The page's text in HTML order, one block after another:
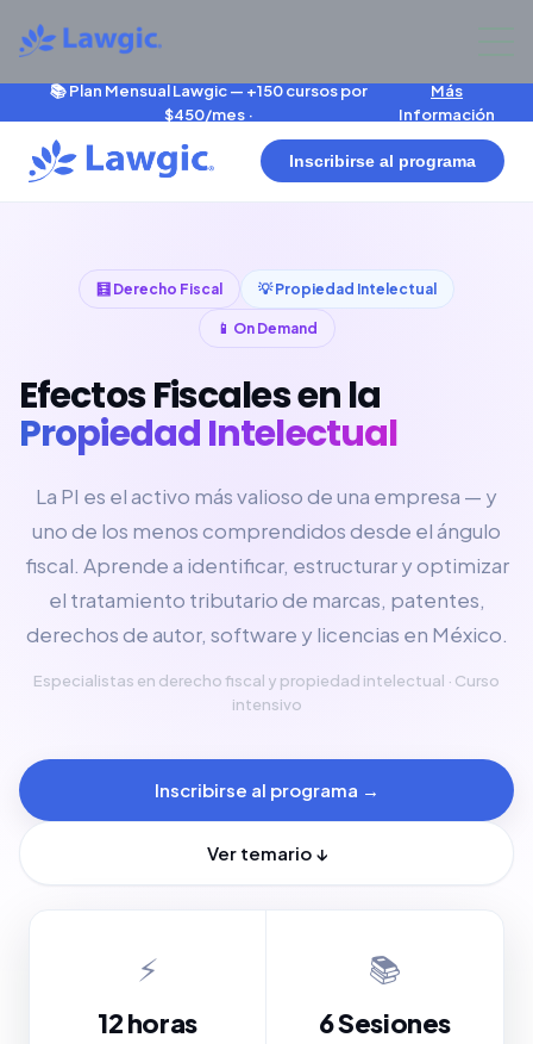
📚 Plan Mensual Lawgic — +150 cursos por
$450/mes ·
Más
Información
Inscribirse al programa
🧮 Derecho Fiscal 💡 Propiedad Intelectual
📱 On Demand
Efectos Fiscales en la
Propiedad Intelectual
La PI es el activo más valioso de una empresa — y
uno de los menos comprendidos desde el ángulo
fiscal. Aprende a identificar, estructurar y optimizar
el tratamiento tributario de marcas, patentes,
derechos de autor, software y licencias en México.
Especialistas en derecho fiscal y propiedad intelectual · Curso
intensivo
Inscribirse al programa →
Ver temario ↓
⚡
12 horas
📚
6 Sesiones